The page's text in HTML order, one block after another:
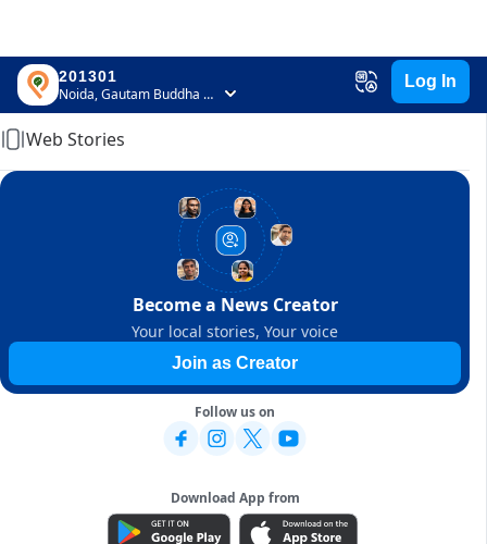
201301
Noida, Gautam Buddha Nagar, Uttar Pradesh
Log In
Home
Web Stories
Become a News Creator
Your local stories, Your voice
Join as Creator
Follow us on
Download App from